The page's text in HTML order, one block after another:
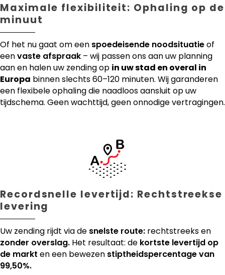
Maximale flexibiliteit: Ophaling op de
minuut
Of het nu gaat om een spoedeisende noodsituatieof
eenvaste afspraak – wij passen ons aan uw planning
aan en halen uw zending op in uw stad en overal in
Europa binnen slechts 60–120 minuten. Wij garanderen
een flexibele ophaling die naadloos aansluit op uw
tijdschema. Geen wachttijd, geen onnodige vertragingen.
Recordsnelle levertijd: Rechtstreekse
levering
Uw zending rijdt via de snelste route: rechtstreeks en
zonder overslag. Het resultaat: de kortste levertijd op
de markt en een bewezen stiptheidspercentage van
99,50%.